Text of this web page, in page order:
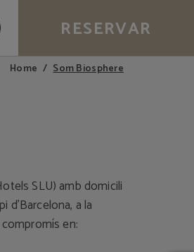
RESERVAR
Home Som Biosphere
SLU) amb domicili
d’Barcelona, a la
en: